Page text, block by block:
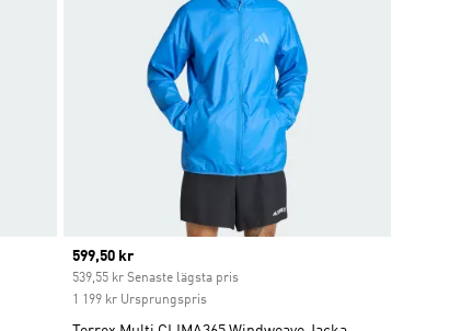
Current price
599,50 kr
539,55 kr Senaste lägsta pris
1 199 kr Ursprungspris